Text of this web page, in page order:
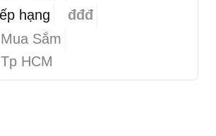
hạng
đđđ
Mua Sắm
Tp HCM